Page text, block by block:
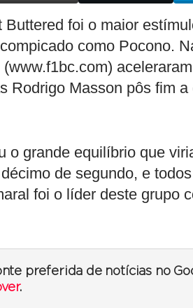
foi o maior
como Pocono.
Rodrigo Masson pôs fim
o grande equilíbrio que
de segundo, e
foi o líder deste grupo
preferida de notícias no
.